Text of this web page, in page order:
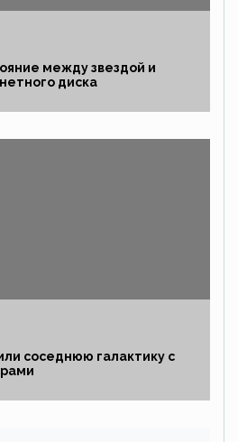
между звездой и
диска
соседнюю галактику с